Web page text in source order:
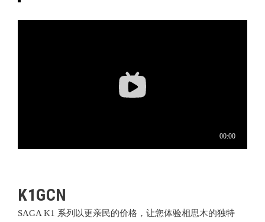
K1GCN
SAGA K1 系列 以更亲民的价格，让您体验相思木的独特